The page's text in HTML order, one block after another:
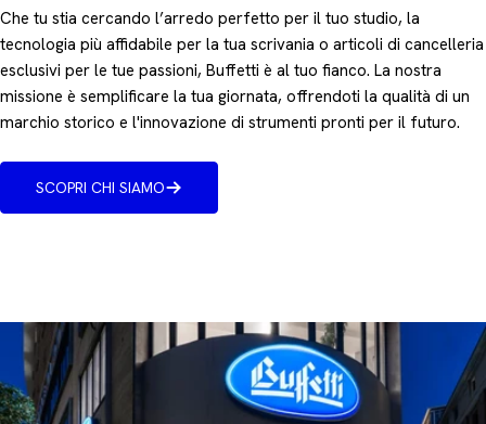
Che tu stia cercando l’arredo perfetto per il tuo studio, la
tecnologia più affidabile per la tua scrivania o articoli di cancelleria
esclusivi per le tue passioni, Buffetti è al tuo fianco. La nostra
missione è semplificare la tua giornata, offrendoti la qualità di un
marchio storico e l'innovazione di strumenti pronti per il futuro.
SCOPRI CHI SIAMO